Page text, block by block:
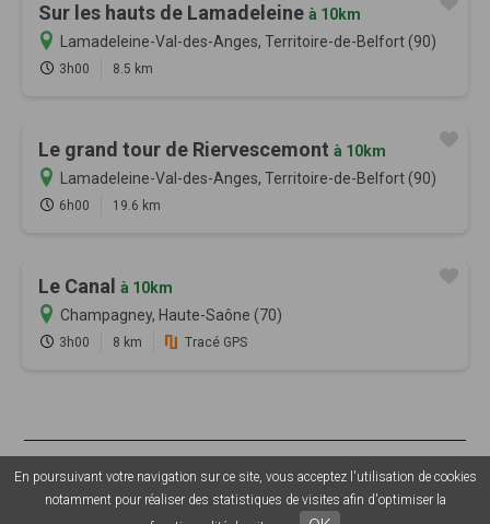
Sur les hauts de Lamadeleine à 10km
Lamadeleine-Val-des-Anges, Territoire-de-Belfort (90)
3h00 8.5 km
Le grand tour de Riervescemont à 10km
Lamadeleine-Val-des-Anges, Territoire-de-Belfort (90)
6h00 19.6 km
Le Canal
à 10km
Champagney, Haute-Saône (70)
3h00 8 km Tracé GPS
© 2026 Sentiers en France - Tous droits réservés - Photos non
contractuelles -Mentions légales-CGU- CGV-
Grouplive - Création
de plateforme sur-mesure - Agence web Morbihan
En poursuivant votre navigation sur ce site, vous acceptez l'utilisation de cookies
notamment pour réaliser des statistiques de visites afin d'optimiser la